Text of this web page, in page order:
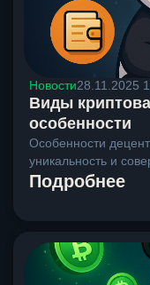
Новости28.11.2025
Виды
особенности
Особенности
уникальность и
Подробнее